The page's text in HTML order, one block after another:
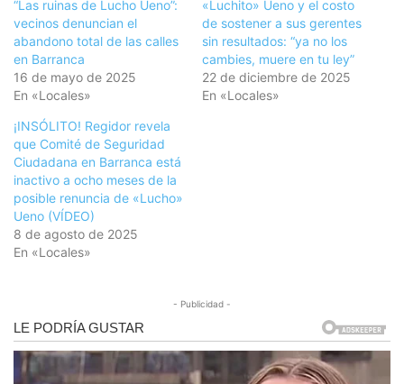
“Las ruinas de Lucho Ueno”:
vecinos denuncian el
abandono total de las calles
en Barranca
16 de mayo de 2025
En «Locales»
«Luchito» Ueno y el costo
de sostener a sus gerentes
sin resultados: “ya no los
cambies, muere en tu ley”
22 de diciembre de 2025
En «Locales»
¡INSÓLITO! Regidor revela
que Comité de Seguridad
Ciudadana en Barranca está
inactivo a ocho meses de la
posible renuncia de «Lucho»
Ueno (VÍDEO)
8 de agosto de 2025
En «Locales»
- Publicidad -